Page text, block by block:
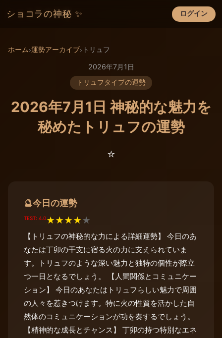
ショコラの神秘 ✨ ログイン
×
ホーム›運勢アーカイブ› トリュフ
2026年7月1日
トリュフタイプの運勢
2026年7月1日 神秘的な魅力を
秘めたトリュフの運勢
⭐️
🔮今日の運勢
TEST: 4.0★★★★★
【トリュフの神秘的な力による詳細運勢】 今日のあ
なたは丁卯の干支に宿る火の力に支えられていま
す。トリュフのような深い魅力と独特の個性が際立
つ一日となるでしょう。 【人間関係とコミュニケー
ション】 今日のあなたはトリュフらしい魅力で周囲
の人々を惹きつけます。特に火の性質を活かした自
然体のコミュニケーションが功を奏するでしょう。
【精神的な成長とチャンス】 丁卯の持つ特別なエネ